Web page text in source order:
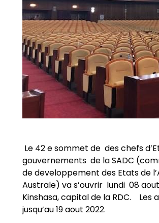
Le 42 e sommet de des chefs
gouvernements de la SADC
de developpement des Etats de
Australe) va s’ouvrir lundi 08
Kinshasa, capital de la RDC. Les
jusqu’au 19 aout 2022.